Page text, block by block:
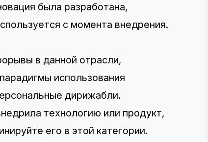
была разработана,
с момента внедрения.
в данной отрасли,
использования
дирижабли.
технологию или продукт,
его в этой категории.